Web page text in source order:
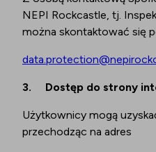
NEPI Rockcastle, tj.
można skontaktować się
3. Dostęp do strony
Użytkownicy mogą
przechodząc na adres